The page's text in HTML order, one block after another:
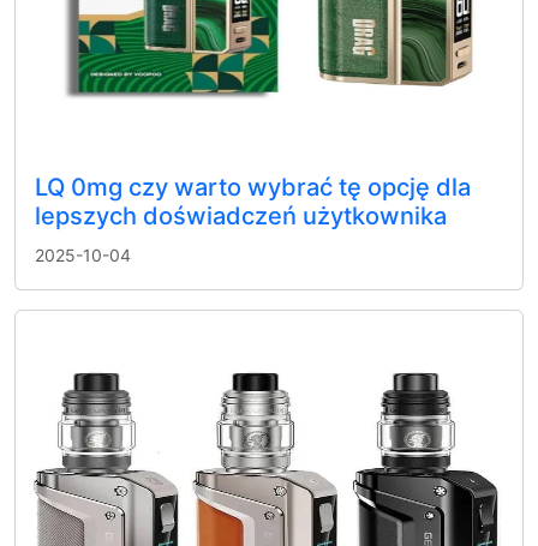
LQ 0mg czy warto wybrać tę opcję dla
lepszych doświadczeń użytkownika
2025-10-04